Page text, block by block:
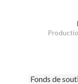
Fonds de